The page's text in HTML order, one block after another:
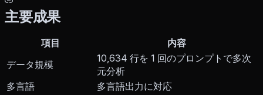
主要成果
項目
内容
データ規模
10,634 行を 1 回のプロンプトで多次
元分析
多言語
多言語出力に対応